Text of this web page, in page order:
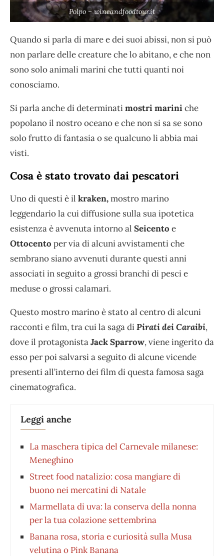
Polpo – wineandfoodtour.it
Quando si parla di mare e dei suoi abissi, non si può
non parlare delle creature che lo abitano, e che non
sono solo animali marini che tutti quanti noi
conosciamo.
Si parla anche di determinatimostri mariniche
popolano il nostro oceano e che non si sa se sono
solo frutto di fantasia o se qualcuno li abbia mai
visti.
Cosa è stato trovato dai pescatori
Uno di questi è il kraken,mostro marino
leggendario la cui diffusione sulla sua ipotetica
esistenza è avvenuta intorno al Seicento e
Ottocento per via di alcuni avvistamenti che
sembrano siano avvenuti durante questi anni
associati in seguito a grossi branchi di pesci e
meduse o grossi calamari.
Questo mostro marino è stato al centro di alcuni
racconti e film, tra cui la saga diPirati dei Caraibi,
dove il protagonistaJack Sparrow, viene ingerito da
esso per poi salvarsi a seguito di alcune vicende
presenti all’interno dei film di questa famosa saga
cinematografica.
Leggi anche
La maschera tipica del Carnevale milanese:
Meneghino
Street food natalizio: cosa mangiare di
buono nei mercatini di Natale
Marmellata di uva: la conserva della nonna
per la tua colazione settembrina
Banana rosa, storia e curiosità sulla Musa
velutina o Pink Banana